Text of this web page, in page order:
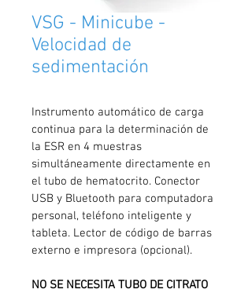
VSG - Minicube -
Velocidad de
sedimentación
Instrumento automático de carga
continua para la determinación de
la ESR en 4 muestras
simultáneamente directamente en
el tubo de hematocrito. Conector
USB y Bluetooth para computadora
personal, teléfono inteligente y
tableta. Lector de código de barras
externo e impresora (opcional).
NO SE NECESITA TUBO DE CITRATO